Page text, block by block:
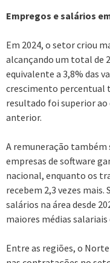
Empregos e salários
Em 2024, o setor criou
alcançando um total de
equivalente a 3,8% das
crescimento percentual
resultado foi superior
anterior.
A remuneração também
empresas de software
nacional, enquanto os
recebem 2,3 vezes
salários na área desde
maiores médias
Entre as regiões, o